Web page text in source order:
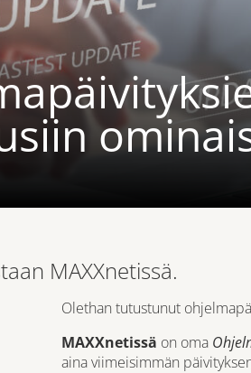
MAXXnetissä.
Olethan tutustunut
MAXXnetissä on oma
aina viimeisimmän